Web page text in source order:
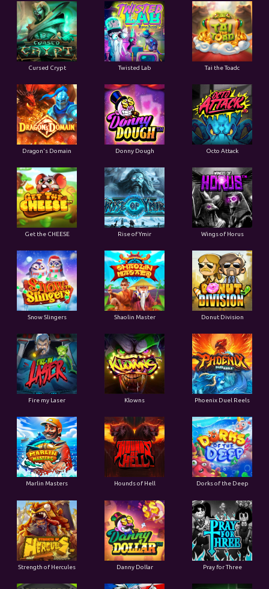
Cursed Crypt Twisted Lab Tai the Toadc
Dragon's Domain Donny Dough Octo Attack
Get the CHEESE Rise of Ymir Wings of Horus
Snow Slingers Shaolin Master Donut Division
Fire my Laser Klowns Phoenix Duel Reels
Marlin Masters Hounds of Hell Dorks of the Deep
Strength of Hercules Danny Dollar Pray for Three